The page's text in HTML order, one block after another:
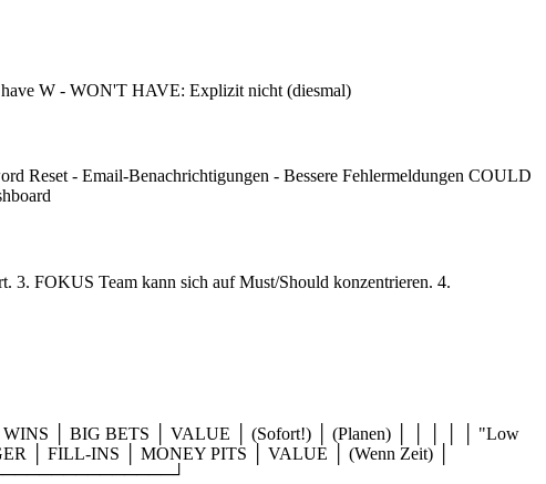
W - WON'T HAVE: Explizit nicht (diesmal)
Reset - Email-Benachrichtigungen - Bessere Fehlermeldungen COULD
FOKUS Team kann sich auf Must/Should konzentrieren. 4.
│ BIG BETS │ VALUE │ (Sofort!) │ (Planen) │ │ │ │ │ "Low
FILL-INS │ MONEY PITS │ VALUE │ (Wenn Zeit) │